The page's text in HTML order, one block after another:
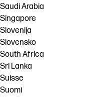
Saudi Arabia
Singapore
Slovenija
Slovensko
South Africa
Sri Lanka
Suisse
Suomi